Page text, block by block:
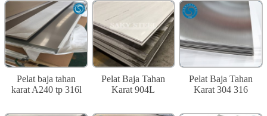
Pelat baja tahan
karat A240 tp 316l
Pelat Baja Tahan
Karat 904L
Pelat Baja Tahan
Karat 304 316